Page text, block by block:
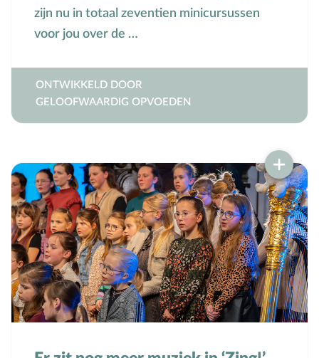
zijn nu in totaal zeventien minicursussen
voor jou over de …
ONTWIKKELD DOOR
GELOOFWAARDIG OPVOEDEN